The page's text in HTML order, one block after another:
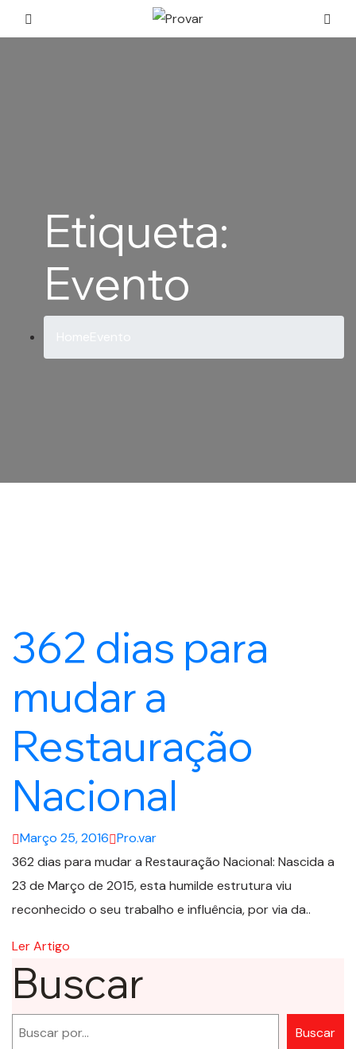
Etiqueta:
Evento
362 dias para
mudar a
Restauração
Nacional
Março 25, 2016 Pro.var
362 dias para mudar a Restauração Nacional: Nascida a
23 de Março de 2015, esta humilde estrutura viu
reconhecido o seu trabalho e influência, por via da..
Ler Artigo
Buscar
Pesquisar Buscar